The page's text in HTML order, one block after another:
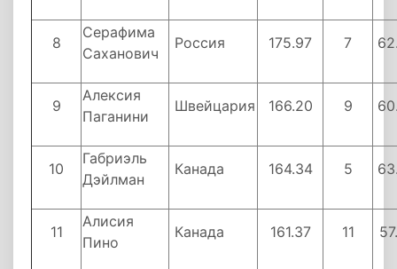
8
Серафима
Саханович
Россия 175.97 7
9
Алексия
Паганини
Швейцария 166.20 9
10
Габриэль
Дэйлман
Канада 164.34 5
11
Алисия
Пино
Канада 161.37 11